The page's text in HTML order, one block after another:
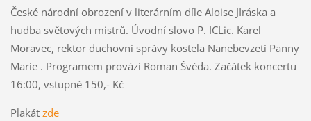
České národní obrození v literárním díle Aloise JIráska a
hudba světových mistrů. Úvodní slovo P. ICLic. Karel
Moravec, rektor duchovní správy kostela Nanebevzetí Panny
Marie . Programem provází Roman Švéda. Začátek koncertu
16:00, vstupné 150,- Kč
Plakát zde